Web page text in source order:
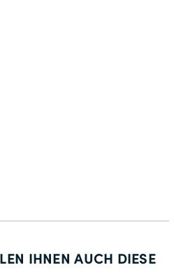
IHNEN AUCH DIESE